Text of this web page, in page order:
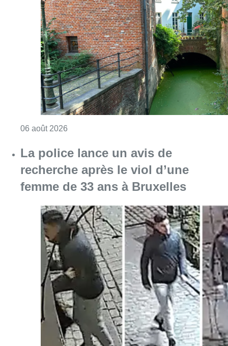
La police lance un avis de
recherche après le viol d’une
femme de 33 ans à Bruxelles
06 août 2026 Consulter l'article "La police lance un avis
La Commune d’Ixelles ouvre un
registre de condoléances en
mémoire de Jaswinder Singh,
commerçant tué lors d’un
braquage